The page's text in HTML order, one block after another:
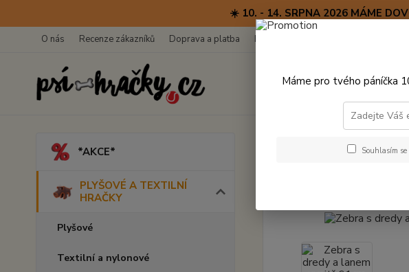
☀️ 10. - 14. SRPNA 2026 MÁME
O nás Recenze zákazníků Doprava a platba Kontakty
*AKCE*
PLYŠOVÉ A TEXTILNÍ
HRAČKY
Plyšové
Textilní a nylonové
Máme pro tvého páníčka
Souhlasím se